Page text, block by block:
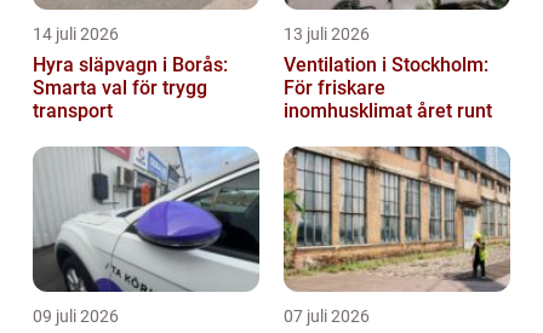
14 juli 2026
Hyra släpvagn i Borås:
Smarta val för trygg
transport
13 juli 2026
Ventilation i Stockholm:
För friskare
inomhusklimat året runt
09 juli 2026 07 juli 2026